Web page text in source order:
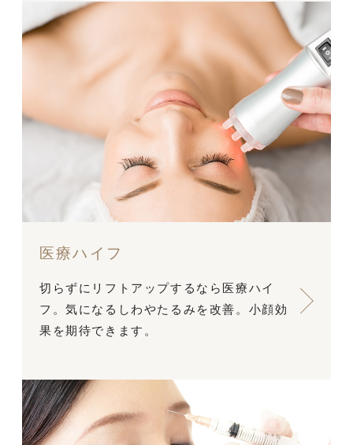
医療ハイフ
切らずにリフトアップするなら医療ハイ
フ。気になるしわやたるみを改善。小顔効
果を期待できます。